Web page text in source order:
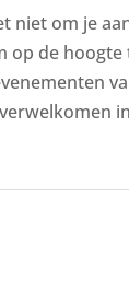
niet om je
op de hoogte